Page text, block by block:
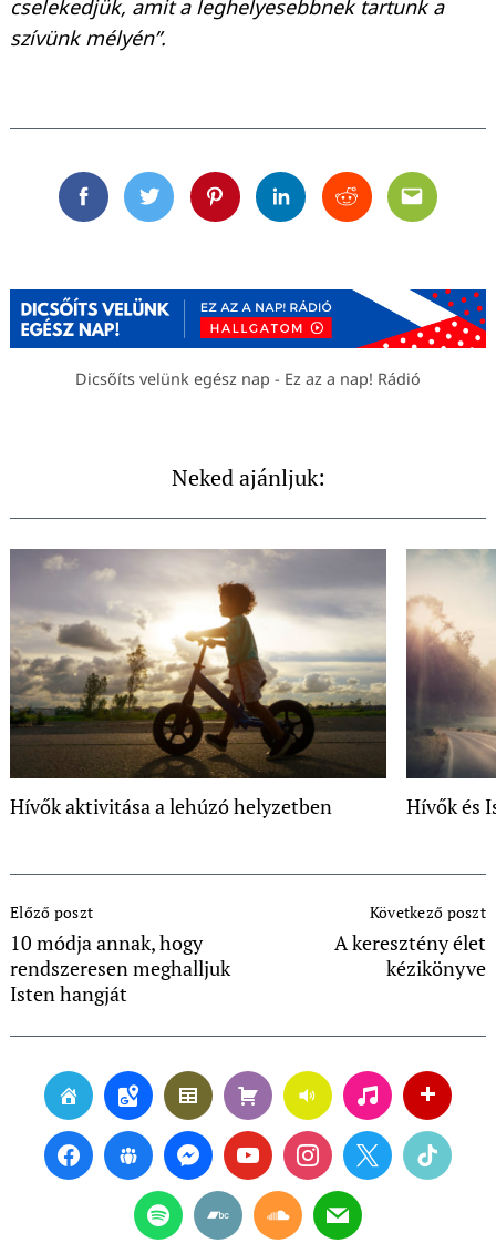
cselekedjük, amit a leghelyesebbnek tartunk a
szívünk mélyén”.
FacebookTwitterPinterestLinkedinRedditEmail
Dicsőíts velünk egész nap - Ez az a nap! Rádió
Neked ajánljuk:
Hívők aktivitása a lehúzó helyzetben Hívők és
Navigation
Előző poszt
10 módja annak, hogy
rendszeresen meghalljuk
Isten hangját
Következő poszt
A keresztény élet
kézikönyve